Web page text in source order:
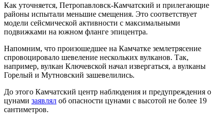
Как уточняется, Петропавловск-Камчатский и прилегающие
районы испытали меньшие смещения. Это соответствует
модели сейсмической активности с максимальными
подвижками на южном фланге эпицентра.
Напомним, что произошедшее на Камчатке землетрясение
спровоцировало шевеление нескольких вулканов. Так,
например, вулкан Ключевской начал извергаться, а вулканы
Горелый и Мутновский зашевелились.
До этого Камчатский центр наблюдения и предупреждения о
цунами заявлял об опасности цунами с высотой не более 19
сантиметров.